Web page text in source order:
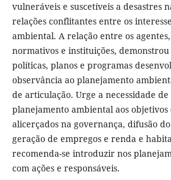
vulneráveis e suscetíveis a desastres
relações conflitantes entre os
ambiental. A relação entre os
normativos e instituições,
políticas, planos e programas
observância ao planejamento
de articulação. Urge a necessidade
planejamento ambiental aos objetivos
alicerçados na governança, difusão
geração de empregos e renda e
recomenda-se introduzir nos
com ações e responsáveis.